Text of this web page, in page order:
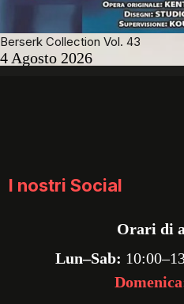
Berserk Collection Vol. 43
4 Agosto 2026
I nostri Social
Orari di
Lun–Sab: